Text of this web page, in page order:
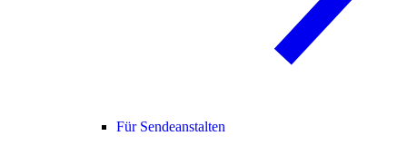
Für Sendeanstalten